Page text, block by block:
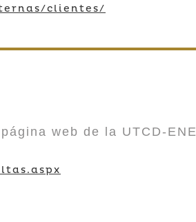
clientes/
web de la UTCD-